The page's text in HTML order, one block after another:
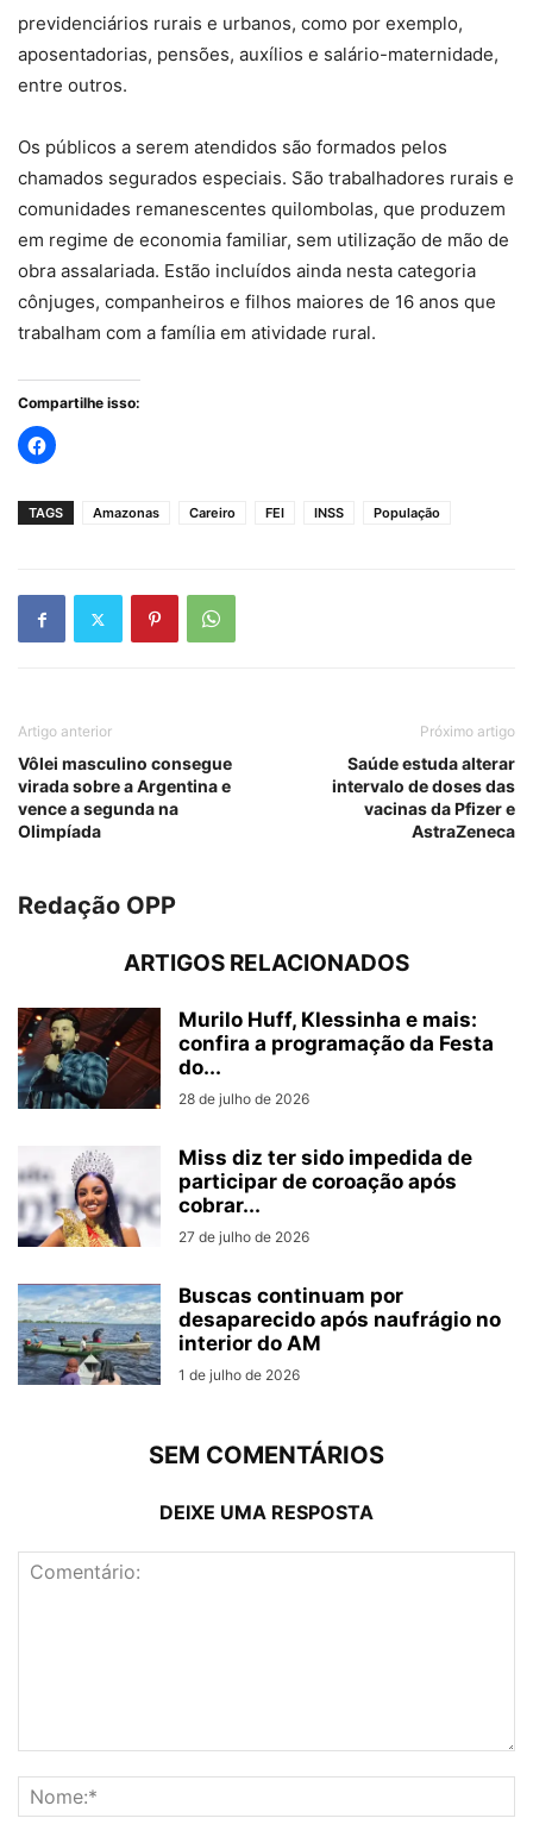
previdenciários rurais e urbanos, como por exemplo,
aposentadorias, pensões, auxílios e salário-maternidade,
entre outros.
Os públicos a serem atendidos são formados pelos
chamados segurados especiais. São trabalhadores rurais e
comunidades remanescentes quilombolas, que produzem
em regime de economia familiar, sem utilização de mão de
obra assalariada. Estão incluídos ainda nesta categoria
cônjuges, companheiros e filhos maiores de 16 anos que
trabalham com a família em atividade rural.
Compartilhe isso:
TAGS Amazonas Careiro FEI INSS População
Artigo anterior
Vôlei masculino consegue
virada sobre a Argentina e
vence a segunda na
Olimpíada
Próximo artigo
Saúde estuda alterar
intervalo de doses das
vacinas da Pfizer e
AstraZeneca
Redação OPP
ARTIGOS RELACIONADOS
Murilo Huff, Klessinha e mais:
confira a programação da Festa
do...
28 de julho de 2026
Miss diz ter sido impedida de
participar de coroação após
cobrar...
27 de julho de 2026
Buscas continuam por
desaparecido após naufrágio no
interior do AM
1 de julho de 2026
SEM COMENTÁRIOS
DEIXE UMA RESPOSTA